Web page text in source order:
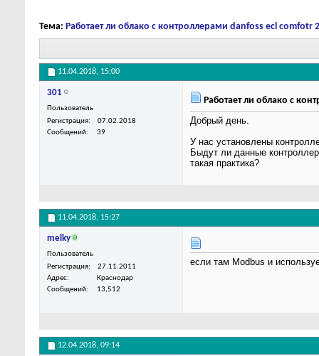
Тема: Работает ли облако с контроллерами danfoss ecl comfotr
11.04.2018, 15:00
301
Пользователь
Регистрация
07.02.2018
Сообщений
39
Работает ли облако с
Добрый день.
У нас установлены
Быдут ли данные
такая практика?
11.04.2018, 15:27
melky
Пользователь
Регистрация
27.11.2011
Адрес
Краснодар
Сообщений
13,512
если там Modbus и
12.04.2018, 09:14